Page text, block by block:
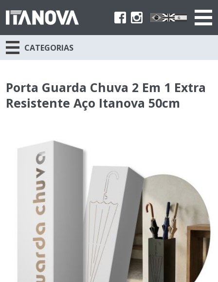
CATEGORIAS
Porta Guarda Chuva 2 Em 1 Extra
Resistente Aço Itanova 50cm